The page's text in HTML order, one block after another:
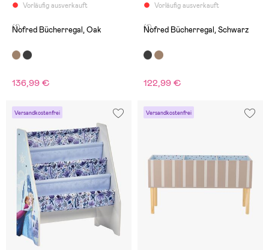
Vorläufig ausverkauft
(1)
Nofred Bücherregal, Oak
136,99 €
Vorläufig ausverkauft
(1)
Nofred Bücherregal, Schwarz
122,99 €
Versandkostenfrei Versandkostenfrei